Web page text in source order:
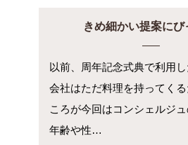
きめ細かい提案にび
以前、周年記念式典で利用
会社はただ料理を持ってく
ころが今回はコンシェルジ
年齢や性…